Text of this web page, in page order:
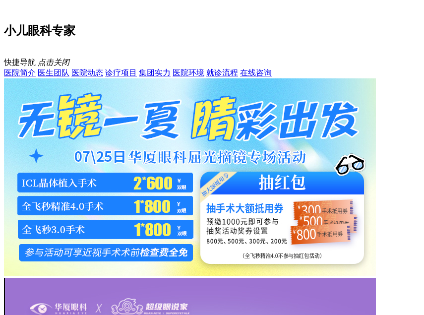
小儿眼科专家
快捷导航 点击关闭
医院简介 医生团队 医院动态 诊疗项目 集团实力 医院环境 就诊流程 在线咨询